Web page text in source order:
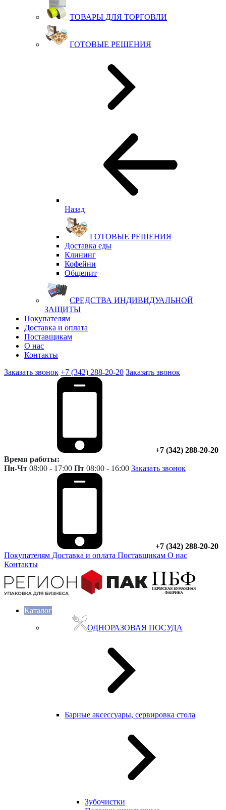
ТОВАРЫ ДЛЯ ТОРГОВЛИ
ГОТОВЫЕ РЕШЕНИЯ
Назад
ГОТОВЫЕ РЕШЕНИЯ
Доставка еды
Клининг
Кофейни
Общепит
СРЕДСТВА ИНДИВИДУАЛЬНОЙ
ЗАЩИТЫ
Покупателям
Доставка и оплата
Поставщикам
О нас
Контакты
Заказать звонок +7 (342) 288-20-20 Заказать звонок
+7 (342) 288-20-20
Время работы:
Пн-Чт 08:00 - 17:00 Пт 08:00 - 16:00 Заказать звонок
+7 (342) 288-20-20
Покупателям Доставка и оплата Поставщикам О нас
Контакты
Каталог
ОДНОРАЗОВАЯ ПОСУДА
Барные аксессуары, сервировка стола
Зубочистки